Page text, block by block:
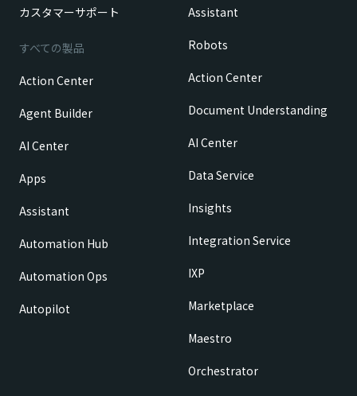
カスタマーサポート
すべての製品
Action Center
Agent Builder
AI Center
Apps
Assistant
Automation Hub
Automation Ops
Autopilot
Assistant
Robots
Action Center
Document Understanding
AI Center
Data Service
Insights
Integration Service
IXP
Marketplace
Maestro
Orchestrator